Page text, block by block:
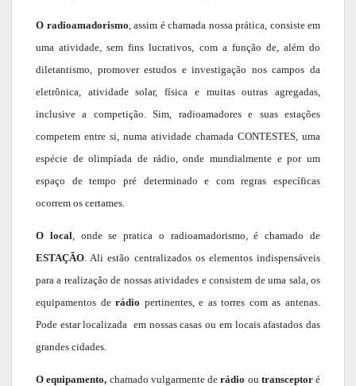
O radioamadorismo, assim é chamada nossa prática, consiste em
uma atividade, sem fins lucrativos, com a função de, além do
diletantismo, promover estudos e investigação nos campos da
eletrônica, atividade solar, física e muitas outras agregadas,
inclusive a competição. Sim, radioamadores e suas estações
competem entre si, numa atividade chamada CONTESTES, uma
espécie de olimpíada de rádio, onde mundialmente e por um
espaço de tempo pré determinado e com regras específicas
ocorrem os certames.
O local, onde se pratica o radioamadorismo, é chamado de
ESTAÇÃO. Ali estão centralizados os elementos indispensáveis
para a realização de nossas atividades e consistem de uma sala, os
equipamentos derádio pertinentes, e as torres com as antenas.
Pode estar localizada em nossas casas ou em locais afastados das
grandes cidades.
O equipamento, chamado vulgarmente de rádio ou transceptoré